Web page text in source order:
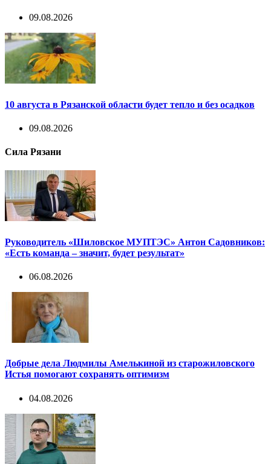
09.08.2026
10 августа в Рязанской области будет тепло и без осадков
09.08.2026
Сила Рязани
Руководитель «Шиловское МУПТЭС» Антон Садовников:
«Есть команда – значит, будет результат»
06.08.2026
Добрые дела Людмилы Амелькиной из старожиловского
Истья помогают сохранять оптимизм
04.08.2026